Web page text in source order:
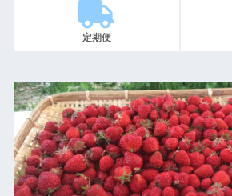
定期便